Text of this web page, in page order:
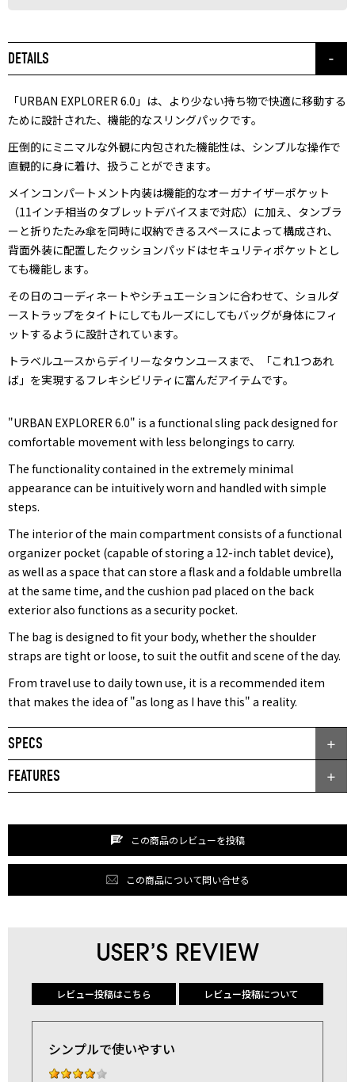
DETAILS
「URBAN EXPLORER 6.0」は、より少ない持ち物で快適に移動する
ために設計された、機能的なスリングパックです。
圧倒的にミニマルな外観に内包された機能性は、シンプルな操作で
直観的に身に着け、扱うことができます。
メインコンパートメント内装は機能的なオーガナイザーポケット
（11インチ相当のタブレットデバイスまで対応）に加え、タンブラ
ーと折りたたみ傘を同時に収納できるスペースによって構成され、
背面外装に配置したクッションパッドはセキュリティポケットとし
ても機能します。
その日のコーディネートやシチュエーションに合わせて、ショルダ
ーストラップをタイトにしてもルーズにしてもバッグが身体にフィ
ットするように設計されています。
トラベルユースからデイリーなタウンユースまで、「これ1つあれ
ば」を実現するフレキシビリティに富んだアイテムです。
"URBAN EXPLORER 6.0" is a functional sling pack designed for
comfortable movement with less belongings to carry.
The functionality contained in the extremely minimal
appearance can be intuitively worn and handled with simple
steps.
The interior of the main compartment consists of a functional
organizer pocket (capable of storing a 12-inch tablet device),
as well as a space that can store a flask and a foldable umbrella
at the same time, and the cushion pad placed on the back
exterior also functions as a security pocket.
The bag is designed to fit your body, whether the shoulder
straps are tight or loose, to suit the outfit and scene of the day.
From travel use to daily town use, it is a recommended item
that makes the idea of "as long as I have this" a reality.
SPECS
FEATURES
この商品のレビューを投稿
この商品について問い合せる
USER’S REVIEW
レビュー投稿はこちら レビュー投稿について
シンプルで使いやすい